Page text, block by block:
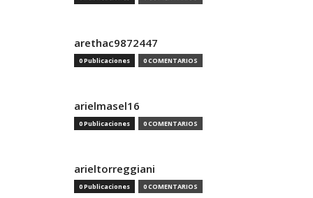
arethac9872447
0 Publicaciones 0 COMENTARIOS
arielmasel16
0 Publicaciones 0 COMENTARIOS
arieltorreggiani
0 Publicaciones 0 COMENTARIOS